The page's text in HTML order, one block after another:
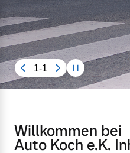
Aktuelle
Zubehörkatalog
Service by Volvo
Unsere News &
1-1
Willkommen bei
Auto Koch e.K.